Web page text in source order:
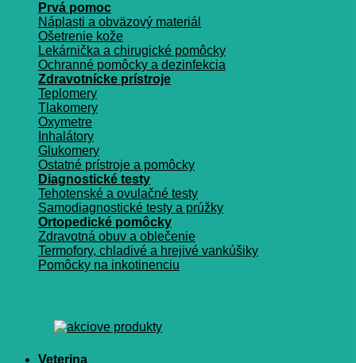
Prvá pomoc
Náplasti a obväzový materiál
Ošetrenie kože
Lekárnička a chirugické pomôcky
Ochranné pomôcky a dezinfekcia
Zdravotnícke prístroje
Teplomery
Tlakomery
Oxymetre
Inhalátory
Glukomery
Ostatné prístroje a pomôcky
Diagnostické testy
Tehotenské a ovulačné testy
Samodiagnostické testy a prúžky
Ortopedické pomôcky
Zdravotná obuv a oblečenie
Termofory, chladivé a hrejivé vankúšiky
Pomôcky na inkotinenciu
Veterina